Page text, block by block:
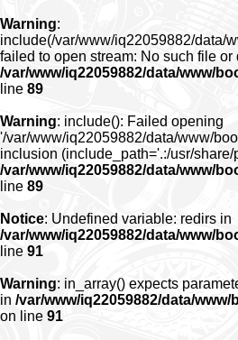
Warning:
include(/var/www/iq22059882/data/
failed to open stream: No such file or
/var/www/iq22059882/data/www/
line 89
Warning: include(): Failed opening
'/var/www/iq22059882/data/www/
inclusion (include_path='.:/usr/
/var/www/iq22059882/data/www/
line 89
Notice: Undefined variable: redirs in
/var/www/iq22059882/data/www/
line 91
Warning: in_array() expects
in /var/www/iq22059882/data/
on line 91